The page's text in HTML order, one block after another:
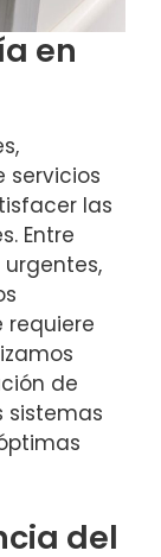
en
servicios
las
Entre
requiere
de
sistemas
del